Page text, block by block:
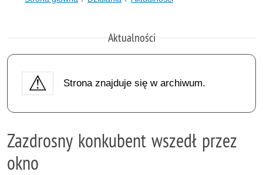
Aktualności
Strona znajduje się w archiwum.
Zazdrosny konkubent wszedł przez
okno